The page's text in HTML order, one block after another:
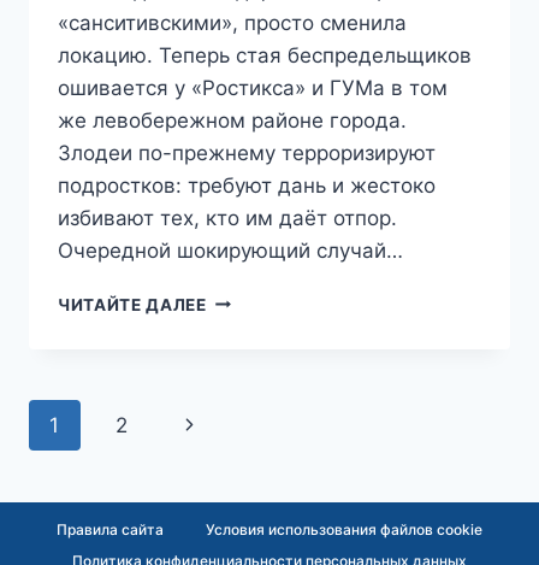
«санситивскими», просто сменила
локацию. Теперь стая беспредельщиков
ошивается у «Ростикса» и ГУМа в том
же левобережном районе города.
Злодеи по-прежнему терроризируют
подростков: требуют дань и жестоко
избивают тех, кто им даёт отпор.
Очередной шокирующий случай…
ЧИТАЙТЕ ДАЛЕЕ«ИХ
ДЕТЕЙ
И
Навигация
страницам
1 2
Следующая
Правила сайта
Условия использования файлов cookie
Политика конфиденциальности персональных данных